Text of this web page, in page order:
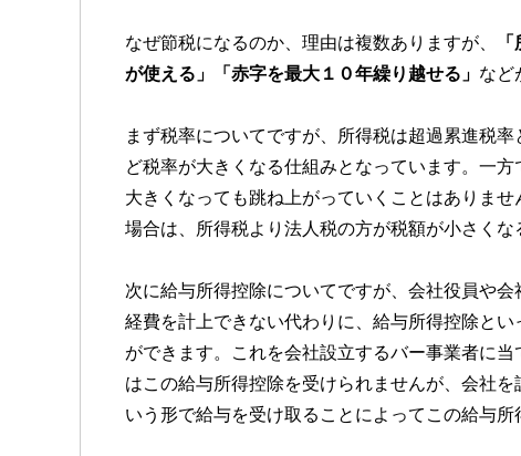
なぜ節税になるのか、理由は複数ありますが、
が使える」「赤字を最大１０年繰り越せる」 など
まず税率についてですが、所得税は超過累進税
ど税率が大きくなる仕組みとなっています。一
大きくなっても跳ね上がっていくことはありま
場合は、所得税より法人税の方が税額が小さくな
次に給与所得控除についてですが、会社役員や
経費を計上できない代わりに、給与所得控除と
ができます。これを会社設立するバー事業者に
はこの給与所得控除を受けられませんが、会社
いう形で給与を受け取ることによってこの給与所